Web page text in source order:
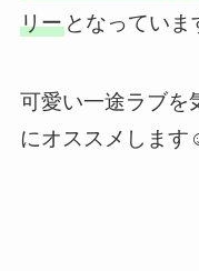
リーとなっていま
可愛い一途ラブを
にオススメします